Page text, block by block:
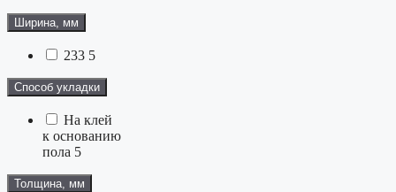
Ширина, мм
233 5
Способ укладки
На клей
к основанию
пола 5
Толщина, мм